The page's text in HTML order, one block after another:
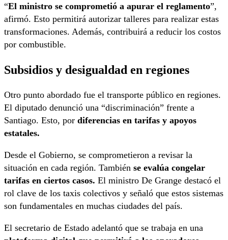
“El ministro se comprometió a apurar el reglamento”,
afirmó. Esto permitirá autorizar talleres para realizar estas
transformaciones. Además, contribuirá a reducir los costos
por combustible.
Subsidios y desigualdad en regiones
Otro punto abordado fue el transporte público en regiones.
El diputado denunció una “discriminación” frente a
Santiago. Esto, por diferencias en tarifas y apoyos
estatales.
Desde el Gobierno, se comprometieron a revisar la
situación en cada región. También se evalúa congelar
tarifas en ciertos casos. El ministro De Grange destacó el
rol clave de los taxis colectivos y señaló que estos sistemas
son fundamentales en muchas ciudades del país.
El secretario de Estado adelantó que se trabaja en una